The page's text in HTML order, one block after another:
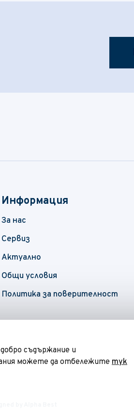
Информация
За нас
Сервиз
Актуално
Общи условия
Политика за поверителност
съдържание и
можете да отбележите тук